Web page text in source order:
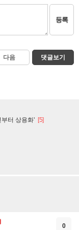
등록
다음 댓글보기
터 상용화' [5]
0